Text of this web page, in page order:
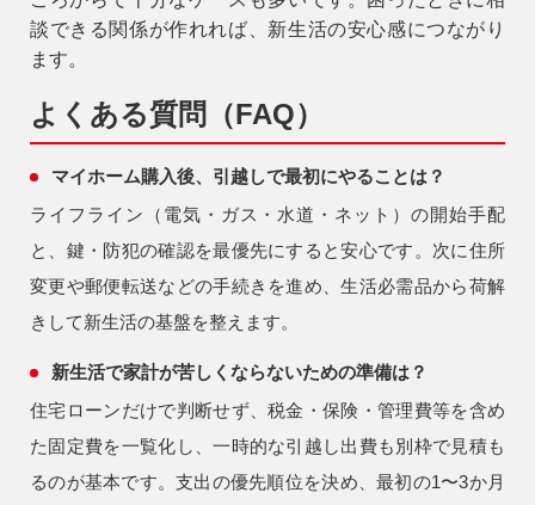
談できる関係が作れれば、新生活の安心感につながり
ます。
よくある質問（FAQ）
マイホーム購入後、引越しで最初にやることは？
ライフライン（電気・ガス・水道・ネット）の開始手配
と、鍵・防犯の確認を最優先にすると安心です。次に住所
変更や郵便転送などの手続きを進め、生活必需品から荷解
きして新生活の基盤を整えます。
新生活で家計が苦しくならないための準備は？
住宅ローンだけで判断せず、税金・保険・管理費等を含め
た固定費を一覧化し、一時的な引越し出費も別枠で見積も
るのが基本です。支出の優先順位を決め、最初の1〜3か月